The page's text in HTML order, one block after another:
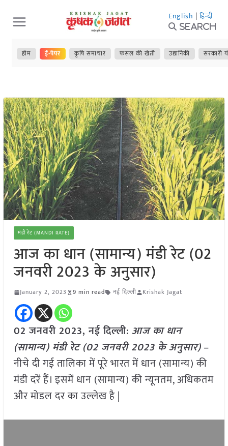
Skip
to
content
English | हिन्दी
Search
होम ई-पेपर कृषि समाचार फसल की खेती उद्यानिकी सरकारी
मंडी रेट (MANDI RATE)
आज का धान (सामान्य) मंडी रेट (02
जनवरी 2023 के अनुसार)
January 2, 2023 9 min read नई दिल्ली Krishak Jagat
02 जनवरी 2023, नई दिल्ली: आज का धान
(सामान्य) मंडी रेट (02 जनवरी 2023 के अनुसार)–
नीचे दी गई तालिका में पूरे भारत में धान (सामान्य) की
मंडी दरें हैं। इसमें धान (सामान्य) की न्यूनतम, अधिकतम
और मोडल दर का उल्लेख है |